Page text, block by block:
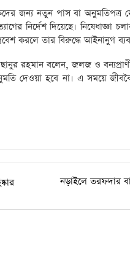
জন্য নতুন পাস বা
নির্দেশ দিয়েছে।
করলে তার বিরুদ্ধে আইনানুগ
রহমান বলেন, জলজ ও
দেওয়া হবে না। এ সময়ে
নড়াইলে তরফদার